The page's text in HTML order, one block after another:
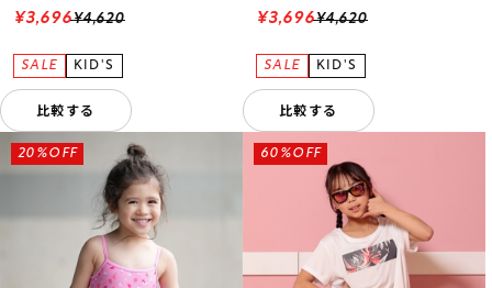
¥4,620
¥3,696
比較する
¥4,620
¥3,696
比較する
20%OFF 60%OFF